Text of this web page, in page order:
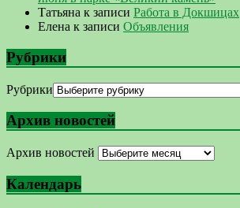
Татьяна к записи Работа в Докшицах
Елена к записи Объявления
Рубрики
Рубрики
Архив новостей
Архив новостей
Календарь